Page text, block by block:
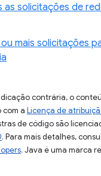
as solicitações de
mais solicitações
contrária, o
com a Licença de
de código são
. Para mais detalhes,
. Java é uma marca